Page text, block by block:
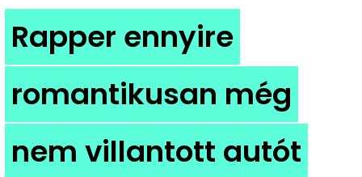
CÍMLAP
DIZÁJN
DIVAT
HIP
Rapper ennyire
romantikusan még
nem villantott autót